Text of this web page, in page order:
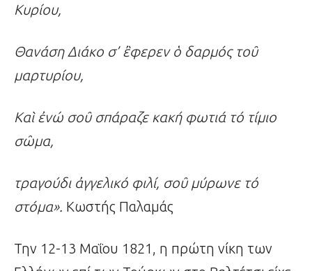
Κυρίου,
Θανάση Διάκο σ’ἒφερεν ὁ δαρμός τοῦ
μαρτυρίου,
Καὶ ἐνώ σοῦσπάραζε κακή φωτιά τό τίμιο
σῶμα,
τραγούδι ἀγγελικό φιλί, σοῦμύρωνε τό
στόμα». Κωστής Παλαμάς
Την 12-13 Μαΐου 1821, η πρώτη νίκη των